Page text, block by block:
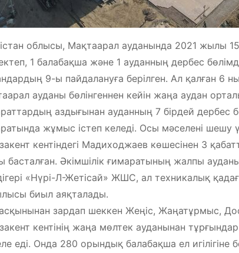
облысы, Мақтаарал ауданында 2021 жылы
1 балабақша және 1 ауданның дербес
9-ы пайдалануға берілген. Ал қалған 6
ауданы бөлінгеннен кейін жаңа аудан
аздығынан ауданның 7 бірдей дербес
жұмыс істеп келеді. Осы мәселені шешу
кентіндегі Мадиходжаев көшесінен 3
басталған. Әкімшілік ғимаратының жалпы
«Нүрі-Л-Жетісай» ЖШС, ал техникалық
биыл аяқталады.
зардап шеккен Жеңіс, Жаңатұрмыс,
кентінің жаңа мөлтек ауданынан
еді. Онда 280 орындық балабақша ел игілігіне